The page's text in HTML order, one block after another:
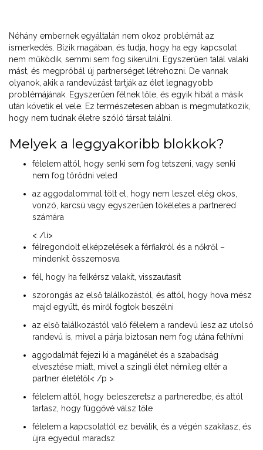
Néhány embernek egyáltalán nem okoz problémát az
ismerkedés. Bízik magában, és tudja, hogy ha egy kapcsolat
nem működik, semmi sem fog sikerülni. Egyszerűen talál valaki
mást, és megpróbál új partnerséget létrehozni. De vannak
olyanok, akik a randevúzást tartják az élet legnagyobb
problémájának. Egyszerűen félnek tőle, és egyik hibát a másik
után követik el vele. Ez természetesen abban is megmutatkozik,
hogy nem tudnak életre szóló társat találni.
Melyek a leggyakoribb blokkok?
félelem attól, hogy senki sem fog tetszeni, vagy senki
nem fog törődni veled
az aggodalommal tölt el, hogy nem leszel elég okos,
vonzó, karcsú vagy egyszerűen tökéletes a partnered
számára
< /li>
félregondolt elképzelések a férfiakról és a nőkről –
mindenkit összemosva
fél, hogy ha felkérsz valakit, visszautasít
szorongás az első találkozástól, és attól, hogy hova mész
majd együtt, és miről fogtok beszélni
az első találkozástól való félelem a randevú lesz az utolsó
randevú is, mivel a párja biztosan nem fog utána felhívni
aggodalmát fejezi ki a magánélet és a szabadság
elvesztése miatt, mivel a szingli élet némileg eltér a
partner életétől< /p >
félelem attól, hogy beleszeretsz a partneredbe, és attól
tartasz, hogy függővé válsz tőle
félelem a kapcsolattól ez beválik, és a végén szakítasz, és
újra egyedül maradsz